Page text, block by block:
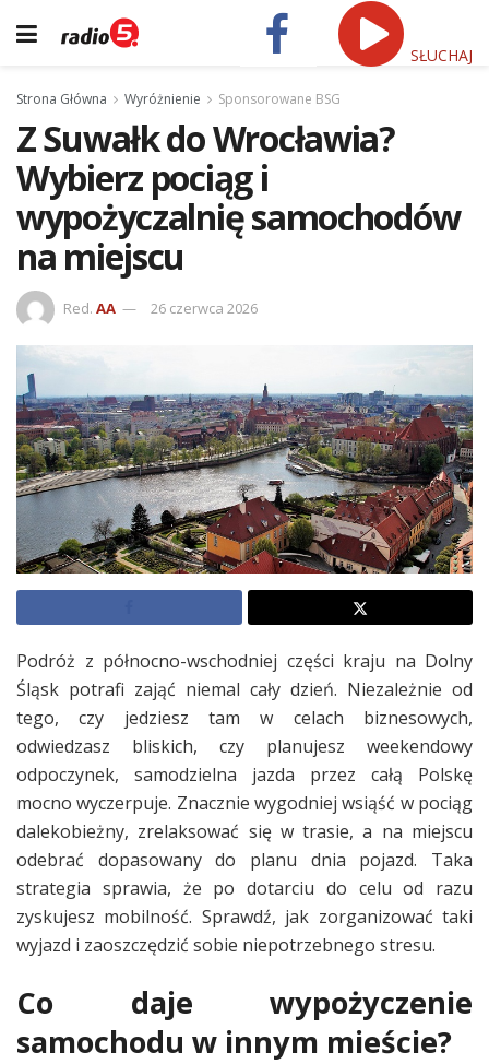
SŁUCHAJ
Strona Główna Wyróżnienie Sponsorowane BSG
Z Suwałk do Wrocławia?
Wybierz pociąg i
wypożyczalnię samochodów
na miejscu
Red. AA 26 czerwca 2026
Podróż z północno-wschodniej części kraju na Dolny
Śląsk potrafi zająć niemal cały dzień. Niezależnie od
tego, czy jedziesz tam w celach biznesowych,
odwiedzasz bliskich, czy planujesz weekendowy
odpoczynek, samodzielna jazda przez całą Polskę
mocno wyczerpuje. Znacznie wygodniej wsiąść w pociąg
dalekobieżny, zrelaksować się w trasie, a na miejscu
odebrać dopasowany do planu dnia pojazd. Taka
strategia sprawia, że po dotarciu do celu od razu
zyskujesz mobilność. Sprawdź, jak zorganizować taki
wyjazd i zaoszczędzić sobie niepotrzebnego stresu.
Co daje wypożyczenie
samochodu w innym mieście?